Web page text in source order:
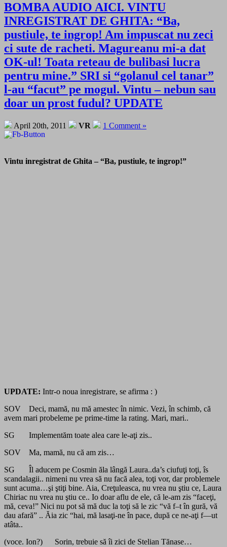
BOMBA AUDIO AICI. VINTU
INREGISTRAT DE GHITA: “Ba,
pustiule, te ingrop! Am impuscat nu zeci
ci sute de racheti. Magureanu mi-a dat
OK-ul! Toata reteau de bulibasi lucra
pentru mine.” SRI si “golanul cel tanar”
l-au “facut” pe mogul. Vintu – nebun sau
doar un prost fudul? UPDATE
April 20th, 2011 VR 1 Comment »
Vintu inregistrat de Ghita – “Ba, pustiule, te ingrop!”
UPDATE: Intr-o noua inregistrare, se afirma : )
SOV Deci, mamă, nu mă amestec în nimic. Vezi, în schimb, că
avem mari probeleme pe prime-time la rating. Mari, mari..
SG Implementăm toate alea care le-aţi zis..
SOV Ma, mamă, nu că am zis…
SG Îl aducem pe Cosmin ăla lângă Laura..da’s ciufuţi toţi, îs
scandalagii.. nimeni nu vrea să nu facă alea, toţi vor, dar problemele
sunt acuma…şi ştiţi bine. Aia, Creţuleasca, nu vrea nu ştiu ce, Laura
Chiriac nu vrea nu ştiu ce.. Io doar aflu de ele, că le-am zis “faceţi,
mă, ceva!” Nici nu pot să mă duc la toţi să le zic “vă f–t în gură, vă
dau afară” .. Ăia zic “hai, mă lasaţi-ne în pace, după ce ne-aţi f—ut
atâta..
(voce. Ion?) Sorin, trebuie să îi zici de Stelian Tănase…